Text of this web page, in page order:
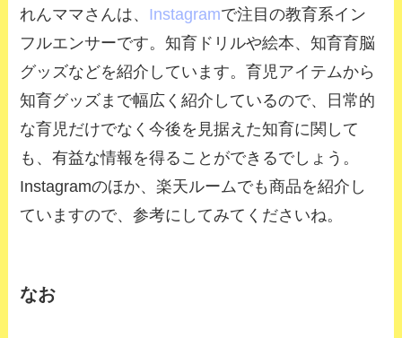
れんママさんは、 Instagramで注目の教育系イン
フルエンサーです。知育ドリルや絵本、知育育脳
グッズなどを紹介しています。育児アイテムから
知育グッズまで幅広く紹介しているので、日常的
な育児だけでなく今後を見据えた知育に関して
も、有益な情報を得ることができるでしょう。
Instagramのほか、楽天ルームでも商品を紹介し
ていますので、参考にしてみてくださいね。
なお